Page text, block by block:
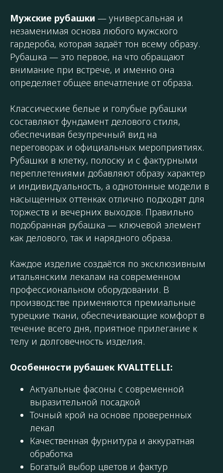
Мужские рубашки — универсальная и
незаменимая основа любого мужского
гардероба, которая задаёт тон всему образу.
Рубашка — это первое, на что обращают
внимание при встрече, и именно она
определяет общее впечатление от образа.
Классические белые и голубые рубашки
составляют фундамент делового стиля,
обеспечивая безупречный вид на
переговорах и официальных мероприятиях.
Рубашки в клетку, полоску и с фактурными
переплетениями добавляют образу характер
и индивидуальность, а однотонные модели в
насыщенных оттенках отлично подходят для
торжеств и вечерних выходов. Правильно
подобранная рубашка — ключевой элемент
как делового, так и нарядного образа.
Каждое изделие создаётся по эксклюзивным
итальянским лекалам на современном
профессиональном оборудовании. В
производстве применяются премиальные
турецкие ткани, обеспечивающие комфорт в
течение всего дня, приятное прилегание к
телу и долговечность изделия.
Особенности рубашек KVALITELLI:
Актуальные фасоны с современной
выразительной посадкой
Точный крой на основе проверенных
лекал
Качественная фурнитура и аккуратная
обработка
Богатый выбор цветов и фактур